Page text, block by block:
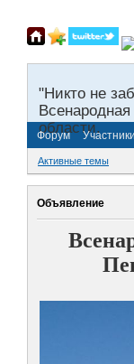
"Никто не
области.
Форум Участники
Активные темы
Объявление